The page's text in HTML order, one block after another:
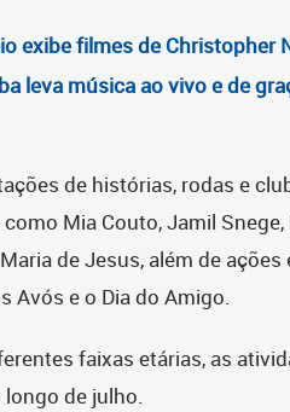
exibe filmes de Christopher
leva música ao vivo e de
de histórias, rodas e
Mia Couto, Jamil
de Jesus, além de
Avós e o Dia do Amigo.
faixas etárias, as
de julho.